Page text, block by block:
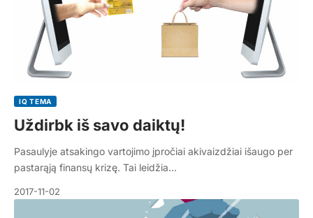
IQ TEMA
Uždirbk iš savo daiktų!
Pasaulyje atsakingo vartojimo įpročiai akivaizdžiai išaugo per
pastarąją finansų krizę. Tai leidžia…
2017-11-02